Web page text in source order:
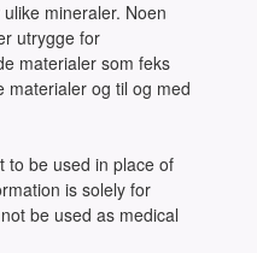
mineraler. Noen
utrygge for
materialer som feks
materialer og til og med
to be used in place of
is solely for
be used as medical